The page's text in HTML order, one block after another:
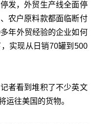
发，外贸生产线全面停
农户原料款都面临断付
年外贸经验的企业如何
实现从日销70罐到500
者看到堆积了不少英文
运往美国的货物。